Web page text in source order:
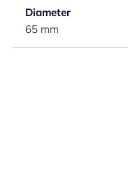
Diameter
65 mm